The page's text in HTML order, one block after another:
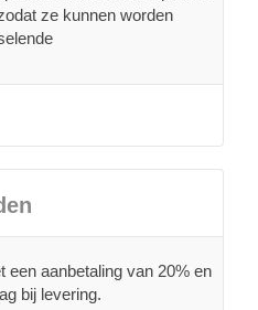
ze kunnen worden
een aanbetaling van 20% en
bij levering.